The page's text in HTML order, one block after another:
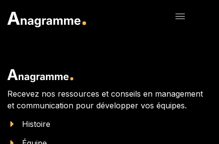
Recevez nos ressources et conseils en management
et communication pour développer vos équipes.
Histoire